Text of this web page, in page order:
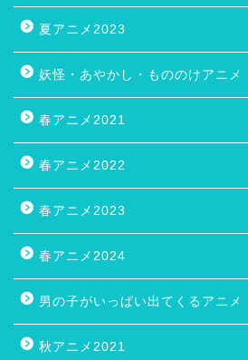
夏アニメ2023
妖怪・あやかし・もののけアニメ
春アニメ2021
春アニメ2022
春アニメ2023
春アニメ2024
男の子がいっぱい出てくるアニメ
秋アニメ2021